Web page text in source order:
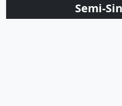
Semi-